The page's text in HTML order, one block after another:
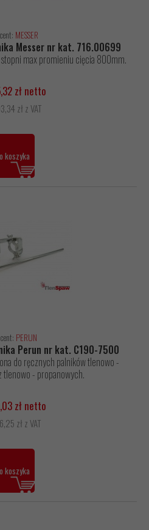
MESSER
Messer nr kat. 716.00699
max promieniu cięcia 800mm.
zł netto
zł z VAT
koszyka
PERUN
Perun nr kat. C190-7500
do ręcznych palników tlenowo -
- propanowych.
zł netto
zł z VAT
koszyka